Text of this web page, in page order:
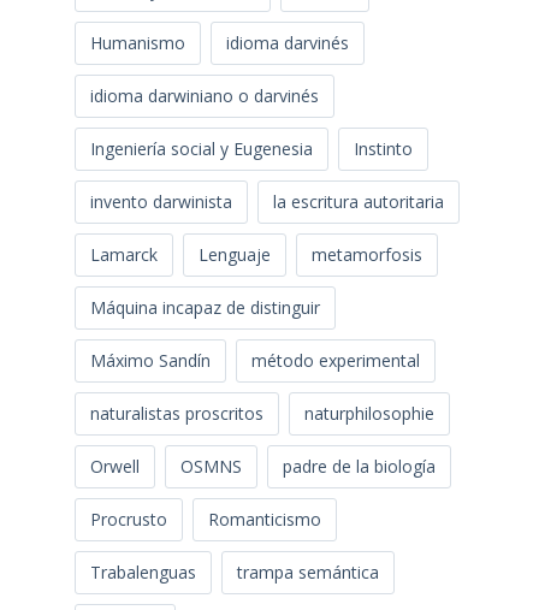
Humanismo idioma darvinés
idioma darwiniano o darvinés
Ingeniería social y Eugenesia Instinto
invento darwinista la escritura autoritaria
Lamarck Lenguaje metamorfosis
Máquina incapaz de distinguir
Máximo Sandín método experimental
naturalistas proscritos naturphilosophie
Orwell OSMNS padre de la biología
Procrusto Romanticismo
Trabalenguas trampa semántica